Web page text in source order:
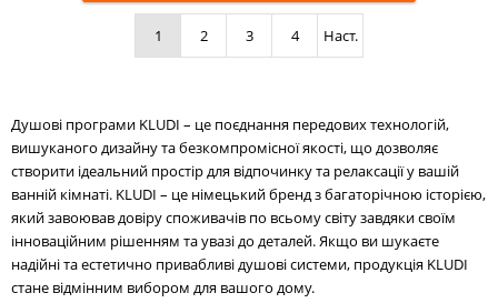
1 2 3 4 Наст.
Душові програми KLUDI – це поєднання передових технологій,
вишуканого дизайну та безкомпромісної якості, що дозволяє
створити ідеальний простір для відпочинку та релаксації у вашій
ванній кімнаті. KLUDI – це німецький бренд з багаторічною історією,
який завоював довіру споживачів по всьому світу завдяки своїм
інноваційним рішенням та увазі до деталей. Якщо ви шукаєте
надійні та естетично привабливі душові системи, продукція KLUDI
стане відмінним вибором для вашого дому.